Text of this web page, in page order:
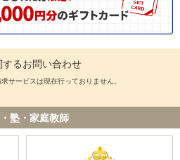
とを考慮すると比較的安い部類に入るのではない
れば半額？くらいにはなったはずです。確か、８
す。
しく相談しやすかった点。 交通の便がよく通いや
てくれた点。 受験についてメンタル的な面でアド
不適切な口コミを報告する
するお問い合わせ
サービスは現在行っておりません。
塾・家庭教師